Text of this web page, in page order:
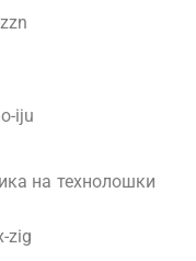
iju
на технолошки
zig